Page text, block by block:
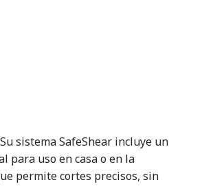
sistema SafeShear incluye un
para uso en casa o en la
permite cortes precisos, sin